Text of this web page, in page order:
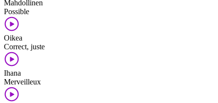
Mahdollinen
Possible
Oikea
Correct, juste
Ihana
Merveilleux